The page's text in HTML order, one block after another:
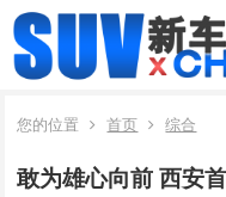
您的位置 首页 综合
敢为雄心向前 西安